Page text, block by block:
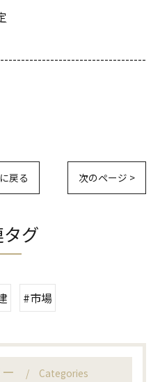
戻る 次のページ >
グ
#市場
Categories